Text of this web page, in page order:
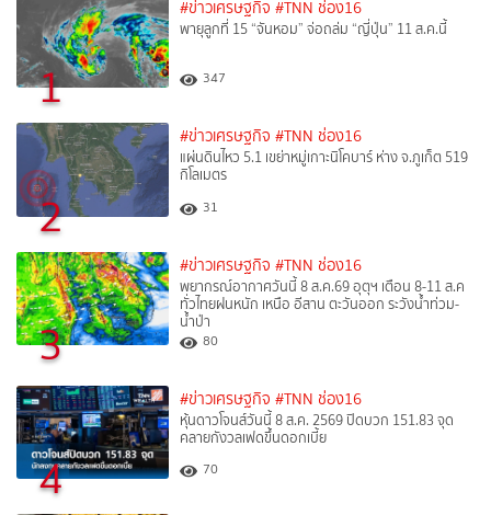
1
#ข่าวเศรษฐกิจ #TNN ช่อง16
พายุลูกที่ 15 “จันหอม” จ่อถล่ม “ญี่ปุ่น” 11 ส.ค.นี้
347
2
#ข่าวเศรษฐกิจ #TNN ช่อง16
แผ่นดินไหว 5.1 เขย่าหมู่เกาะนิโคบาร์ ห่าง จ.ภูเก็ต 519
กิโลเมตร
31
3
#ข่าวเศรษฐกิจ #TNN ช่อง16
พยากรณ์อากาศวันนี้ 8 ส.ค.69 อุตุฯ เตือน 8-11 ส.ค
ทั่วไทยฝนหนัก เหนือ อีสาน ตะวันออก ระวังน้ำท่วม-
น้ำป่า
80
4
#ข่าวเศรษฐกิจ #TNN ช่อง16
หุ้นดาวโจนส์วันนี้ 8 ส.ค. 2569 ปิดบวก 151.83 จุด
คลายกังวลเฟดขึ้นดอกเบี้ย
70